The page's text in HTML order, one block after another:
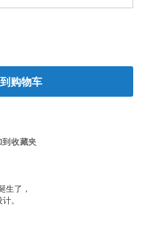
购物车
到收藏夹
生了，
。